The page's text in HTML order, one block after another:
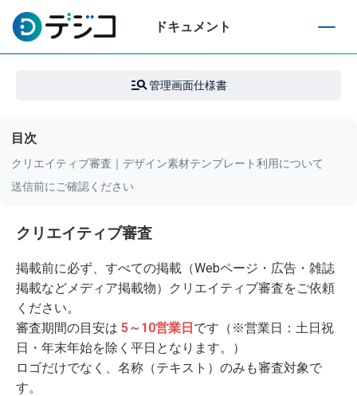
ドキュメント
o
i
o
n
管理画面仕様書
目次
クリエイティブ審査｜デザイン素材テンプレート利用について
送信前にご確認ください
クリエイティブ審査
掲載前に必ず、すべての掲載（Webページ・広告・雑誌
掲載などメディア掲載物）クリエイティブ審査をご依頼
ください。
審査期間の目安は 5～10営業日です（※営業日：土日祝
日・年末年始を除く平日となります。）
ロゴだけでなく、名称（テキスト）のみも審査対象で
す。